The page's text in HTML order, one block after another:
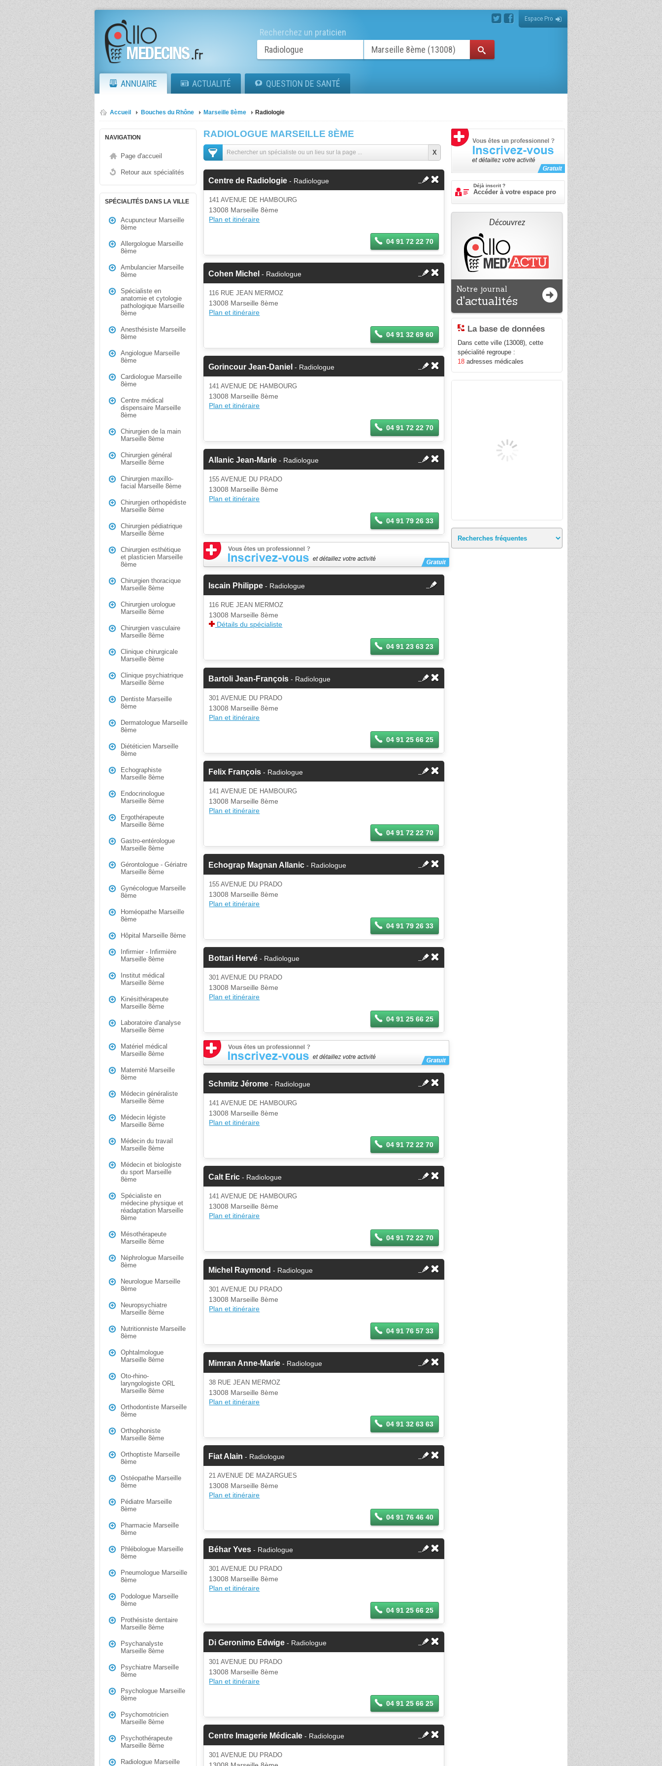
Espace Pro
Recherchez un praticien
ANNUAIRE ACTUALITÉ QUESTION DE SANTÉ
Accueil Bouches du Rhône Marseille 8ème Radiologie
NAVIGATION
Page d'accueil
Retour aux spécialités
SPÉCIALITÉS DANS LA VILLE
Acupuncteur Marseille
8ème
Allergologue Marseille
8ème
Ambulancier Marseille
8ème
Spécialiste en
anatomie et cytologie
pathologique Marseille
8ème
Anesthésiste Marseille
8ème
Angiologue Marseille
8ème
Cardiologue Marseille
8ème
Centre médical
dispensaire Marseille
8ème
Chirurgien de la main
Marseille 8ème
Chirurgien général
Marseille 8ème
Chirurgien maxillo-
facial Marseille 8ème
Chirurgien orthopédiste
Marseille 8ème
Chirurgien pédiatrique
Marseille 8ème
Chirurgien esthétique
et plasticien Marseille
8ème
Chirurgien thoracique
Marseille 8ème
Chirurgien urologue
Marseille 8ème
Chirurgien vasculaire
Marseille 8ème
Clinique chirurgicale
Marseille 8ème
Clinique psychiatrique
Marseille 8ème
Dentiste Marseille
8ème
Dermatologue Marseille
8ème
Diététicien Marseille
8ème
Echographiste
Marseille 8ème
Endocrinologue
Marseille 8ème
Ergothérapeute
Marseille 8ème
Gastro-entérologue
Marseille 8ème
Gérontologue - Gériatre
Marseille 8ème
Gynécologue Marseille
8ème
Homéopathe Marseille
8ème
Hôpital Marseille 8ème
Infirmier - Infirmière
Marseille 8ème
Institut médical
Marseille 8ème
Kinésithérapeute
Marseille 8ème
Laboratoire d'analyse
Marseille 8ème
Matériel médical
Marseille 8ème
Maternité Marseille
8ème
Médecin généraliste
Marseille 8ème
Médecin légiste
Marseille 8ème
Médecin du travail
Marseille 8ème
Médecin et biologiste
du sport Marseille
8ème
Spécialiste en
médecine physique et
réadaptation Marseille
8ème
Mésothérapeute
Marseille 8ème
Néphrologue Marseille
8ème
Neurologue Marseille
8ème
Neuropsychiatre
Marseille 8ème
Nutritionniste Marseille
8ème
Ophtalmologue
Marseille 8ème
Oto-rhino-
laryngologiste ORL
Marseille 8ème
Orthodontiste Marseille
8ème
Orthophoniste
Marseille 8ème
Orthoptiste Marseille
8ème
Ostéopathe Marseille
8ème
Pédiatre Marseille
8ème
Pharmacie Marseille
8ème
Phlébologue Marseille
8ème
Pneumologue Marseille
8ème
Podologue Marseille
8ème
Prothésiste dentaire
Marseille 8ème
Psychanalyste
Marseille 8ème
Psychiatre Marseille
8ème
Psychologue Marseille
8ème
Psychomotricien
Marseille 8ème
Psychothérapeute
Marseille 8ème
Radiologue Marseille
RADIOLOGUE MARSEILLE 8ÈME
Centre de Radiologie - Radiologue
141 AVENUE DE HAMBOURG
13008 Marseille 8ème
Plan et itinéraire
04 91 72 22 70
Cohen Michel - Radiologue
116 RUE JEAN MERMOZ
13008 Marseille 8ème
Plan et itinéraire
04 91 32 69 60
Gorincour Jean-Daniel - Radiologue
141 AVENUE DE HAMBOURG
13008 Marseille 8ème
Plan et itinéraire
04 91 72 22 70
Allanic Jean-Marie - Radiologue
155 AVENUE DU PRADO
13008 Marseille 8ème
Plan et itinéraire
04 91 79 26 33
Iscain Philippe - Radiologue fermer
Cette fiche est la propriété
d'un membre.
Si vous êtes ce membre, mettez à
jour ces informations sur votre
116 RUE JEAN MERMOZ
13008 Marseille 8ème
Détails du spécialiste
04 91 23 63 23
Bartoli Jean-François - Radiologue
301 AVENUE DU PRADO
13008 Marseille 8ème
Plan et itinéraire
04 91 25 66 25
Felix François - Radiologue
141 AVENUE DE HAMBOURG
13008 Marseille 8ème
Plan et itinéraire
04 91 72 22 70
Echograp Magnan Allanic - Radiologue
155 AVENUE DU PRADO
13008 Marseille 8ème
Plan et itinéraire
04 91 79 26 33
Bottari Hervé - Radiologue
301 AVENUE DU PRADO
13008 Marseille 8ème
Plan et itinéraire
04 91 25 66 25
Schmitz Jérome - Radiologue
141 AVENUE DE HAMBOURG
13008 Marseille 8ème
Plan et itinéraire
04 91 72 22 70
Calt Eric - Radiologue
141 AVENUE DE HAMBOURG
13008 Marseille 8ème
Plan et itinéraire
04 91 72 22 70
Michel Raymond - Radiologue
301 AVENUE DU PRADO
13008 Marseille 8ème
Plan et itinéraire
04 91 76 57 33
Mimran Anne-Marie - Radiologue
38 RUE JEAN MERMOZ
13008 Marseille 8ème
Plan et itinéraire
04 91 32 63 63
Fiat Alain - Radiologue
21 AVENUE DE MAZARGUES
13008 Marseille 8ème
Plan et itinéraire
04 91 76 46 40
Béhar Yves - Radiologue
301 AVENUE DU PRADO
13008 Marseille 8ème
Plan et itinéraire
04 91 25 66 25
Di Geronimo Edwige - Radiologue
301 AVENUE DU PRADO
13008 Marseille 8ème
Plan et itinéraire
04 91 25 66 25
Centre Imagerie Médicale - Radiologue
301 AVENUE DU PRADO
Déjà inscrit ?
Accéder à votre espace pro
Découvrez
Notre journal
d'actualités
La base de données
Dans cette ville (13008), cette
spécialité regroupe :
18 adresses médicales